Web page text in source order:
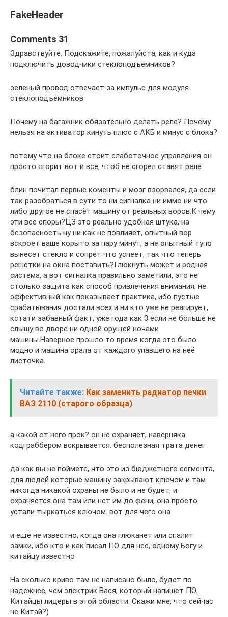
FakeHeader
Comments 31
Здравствуйте. Подскажите, пожалуйста, как и куда
подключить доводчики стеклоподъёмников?
зеленый провод отвечает за импульс для модуля
стеклоподъемников
Почему на багажник обязательно делать реле? Почему
нельзя на активатор кинуть плюс с АКБ и минус с блока?
потому что на блоке стоит слаботочное управления он
просто сгорит вот и все, чтоб не сгорел ставят реле
блин почитал первые коменты и мозг взорвался, да если
так разобраться в сути то ни сигналка ни иммо ни что
либо другое не спасёт машину от реальных воров.К чему
эти все споры?ЦЗ это реально удобная штука, на
безопасность ну ни как не повлияет, опытный вор
вскроет ваше корыто за пару минут, а не опытный тупо
вынесет стекло и сопрёт что успеет, так что теперь
решётки на окна поставить?Глюкнуть может и родная
система, а вот сигналка правильно заметили, это не
столько защита как способ привлечения внимания, не
эффективный как показывает практика, ибо пустые
срабатывания достали всех и ни кто уже не реагирует,
кстати забавный факт, уже года как 3 если не больше не
слышу во дворе ни одной орущей ночами
машины.Наверное прошло то время когда это было
модно и машина орала от каждого упавшего на неё
листочка.
Читайте также: Как заменить радиатор печки
ВАЗ 2110 (старого образца)
а какой от него прок? он не охраняет, наверняка
кодграббером вскрывается. бесполезная трата денег
да как вы не поймете, что это из бюджетного сегмента,
для людей которые машину закрывают ключом и там
никогда никакой охраны не было и не будет, и
охраняется она там или нет им до фени, она просто
устали тыркаться ключом. вот для чего она
и ещё не известно, когда она глюканет или спалит
замки, ибо кто и как писал ПО для неё, одному Богу и
китайцу известно
На сколько криво там не написано было, будет по
надежнее, чем электрик Вася, который напишет ПО.
Китайцы лидеры в этой области. Скажи мне, что сейчас
не Китай?)